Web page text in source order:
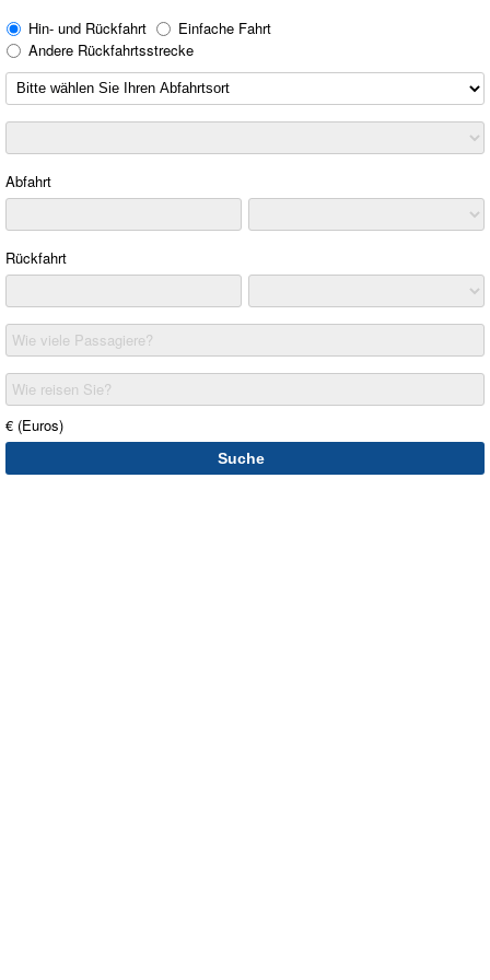
Hin- und Rückfahrt
Einfache Fahrt
Andere Rückfahrtsstrecke
Abfahrt
Rückfahrt
Wie viele Passagiere?
Wie reisen Sie?
€ (Euros)
Suche